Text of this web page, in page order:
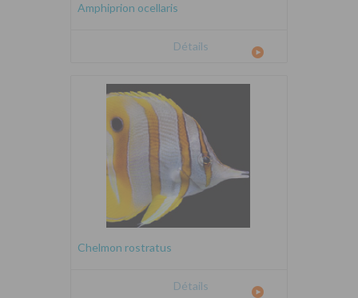
Amphiprion ocellaris
Détails
Chelmon rostratus
Détails